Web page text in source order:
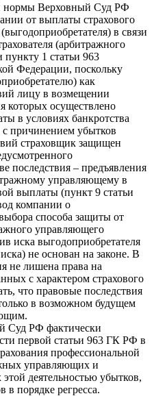
нормы Верховный Суд РФ
от выплаты страхового
в связи
(арбитражного
1 статьи 963
Федерации, поскольку
как
лицу в возмещении
которых осуществлено
в условиях банкротства
с причинением убытков
страховщик защищен
последствия – предъявления
управляющему в
выплаты (пункт 9 статьи
компании о
способа защиты от
управляющего
иска выгодоприобретателя
не основан на законе. В
не лишена права на
с характером страхового
что правовые последствия
в возможном будущем
Суд РФ фактически
первой статьи 963 ГК РФ в
профессиональной
управляющих и
деятельностью убытков,
порядке регресса.